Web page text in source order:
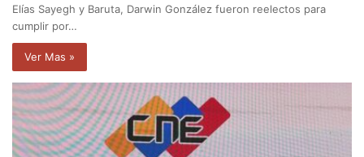
Elías Sayegh y Baruta, Darwin González fueron reelectos para
cumplir por…
Ver Mas »